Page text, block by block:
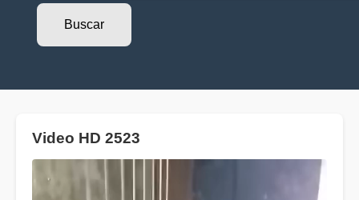
Video HD 2523